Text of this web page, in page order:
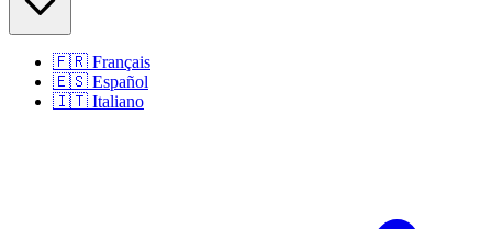
🇫🇷 Français
🇪🇸 Español
🇮🇹 Italiano